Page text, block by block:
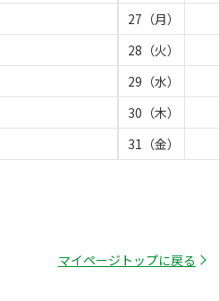
27（月）
28（火）
29（水）
30（木）
31（金）
マイページトップに戻る